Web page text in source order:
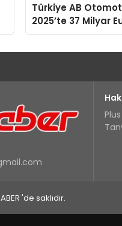
Türkiye AB
2025’te 37 Milyar
'de saklıdır.